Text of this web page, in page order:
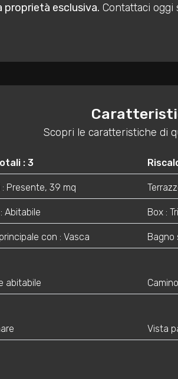
proprietà esclusiva. Contattaci
Scopri le caratteristiche di
: 3
: Presente, 39 mq
Abitabile Box :
con : Vasca Bagno
abitabile
Vista